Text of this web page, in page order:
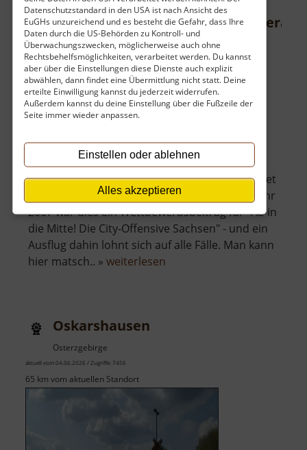
Datenschutzstandard in den USA ist nach Ansicht des
EuGHs unzureichend und es besteht die Gefahr, dass Ihre
Daten durch die US-Behörden zu Kontroll- und
Überwachungszwecken, möglicherweise auch ohne
Rechtsbehelfsmöglichkeiten, verarbeitet werden. Du kannst
aber über die Einstellungen diese Dienste auch explizit
abwählen, dann findet eine Übermittlung nicht statt. Deine
erteilte Einwilligung kannst du jederzeit widerrufen.
Außerdem kannst du deine Einstellung über die Fußzeile der
Seite immer wieder anpassen.
Einstellen oder ablehnen
Alles akzeptieren
Familien- und Erlebniswelt Oederan
Osterzgebirge
aktuell vom 26.07.2024 / Zugriffe: 14793
31 km vom aktuellen Standort
Ein riesiger Kinderspielplatz mit Schaukeln,
Rutschen und vielen Klettermöglichkeiten findet
sich inmitten der kleinen Stadt Oederan. Im Jahr
2007 war dies ein Wettbewerbsbeitrag für "Ab in
die Mitte! Die City-Offensive Sachsen" - und ein
Ausflug dahin lohnt sich auf alle Fälle. Man kann
hier matsch.. » weiterlesen
Oskarshausen
Osterzgebirge
aktuell vom 04.06.2026 / Zugriffe: 7456
65 km vom aktuellen Standort